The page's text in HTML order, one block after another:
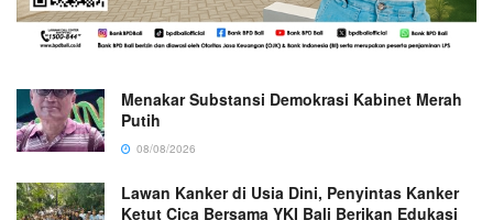
Menakar Substansi Demokrasi Kabinet Merah
Putih
08/08/2026
Lawan Kanker di Usia Dini, Penyintas Kanker
Ketut Cica Bersama YKI Bali Berikan Edukasi